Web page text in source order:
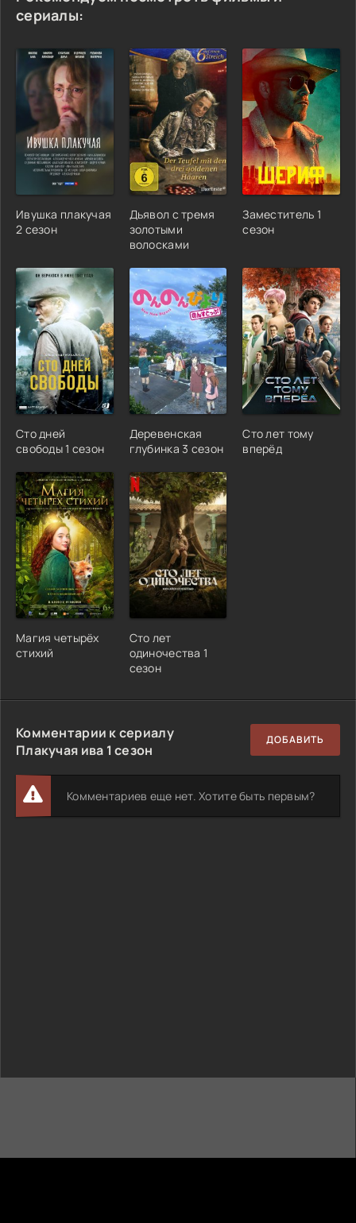
сериалы:
Ивушка плакучая
2 сезон
Дьявол с тремя
золотыми
волосками
Заместитель 1
сезон
Сто дней
свободы 1 сезон
Деревенская
глубинка 3 сезон
Сто лет тому
вперёд
Магия четырёх
стихий
Сто лет
одиночества 1
сезон
Комментарии к сериалу
Плакучая ива 1 сезон
ДОБАВИТЬ
Комментариев еще нет. Хотите быть первым?